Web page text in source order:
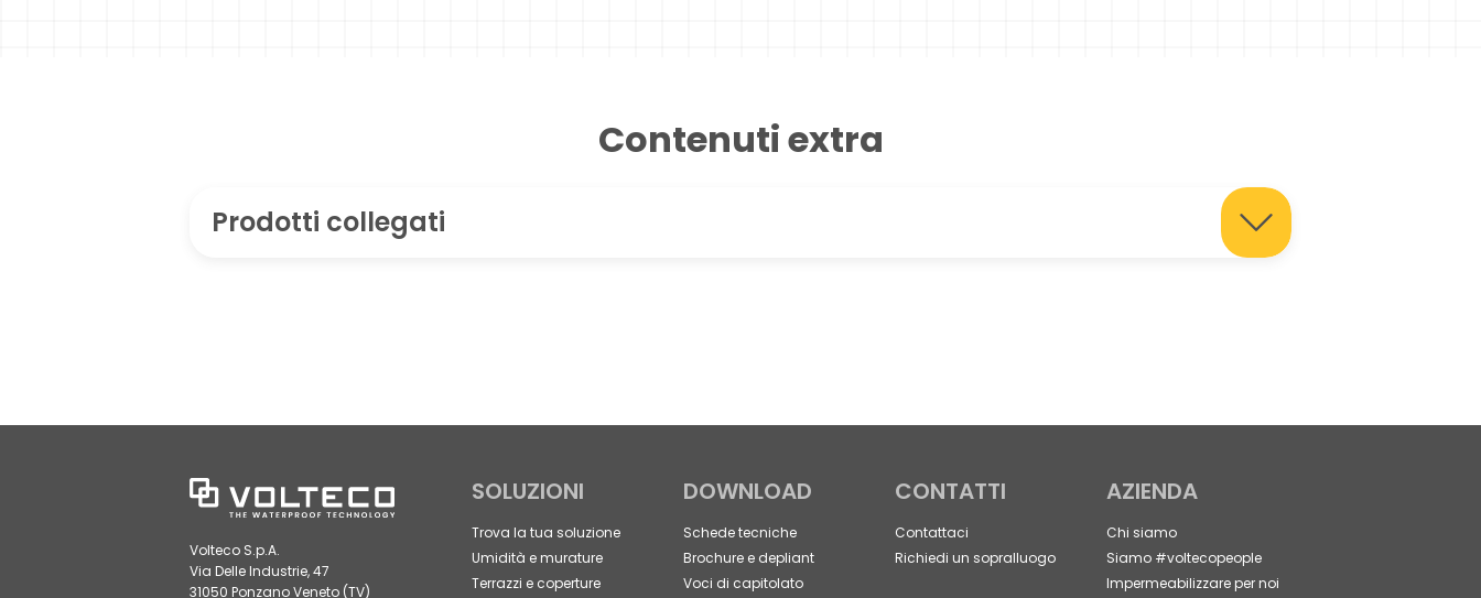
Contenuti extra
Prodotti collegati
Volteco S.p.A.
Via Delle Industrie, 47
31050 Ponzano Veneto (TV)
SOLUZIONI
Trova la tua soluzione
Umidità e murature
Terrazzi e coperture
DOWNLOAD
Schede tecniche
Brochure e depliant
Voci di capitolato
CONTATTI
Contattaci
Richiedi un sopralluogo
AZIENDA
Chi siamo
Siamo #voltecopeople
Impermeabilizzare per noi